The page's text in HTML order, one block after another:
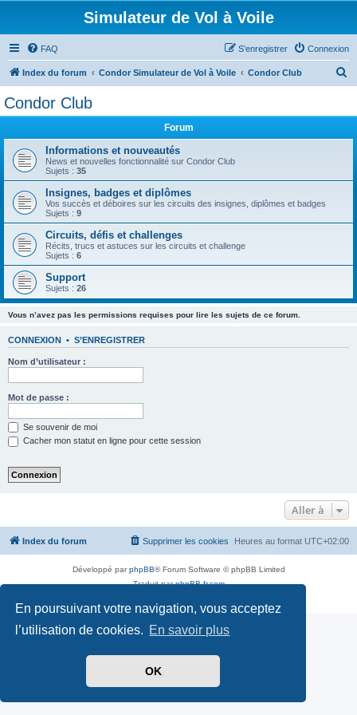
En poursuivant votre navigation, vous acceptez
l’utilisation de cookies. En savoir plus
OK
Simulateur de Vol à Voile
FAQ Connexion
S’enregistrer
Index du forum Condor Simulateur de Vol à Voile Condor Club
e
Condor Club
Forum
Informations et nouveautés
News et nouvelles fonctionnalité sur Condor Club
Sujets : 35
Insignes, badges et diplômes
Vos succès et déboires sur les circuits des insignes, diplômes et badges
Sujets : 9
Circuits, défis et challenges
Récits, trucs et astuces sur les circuits et challenge
Sujets : 6
Support
Sujets : 26
Vous n’avez pas les permissions requises pour lire les sujets de ce forum.
CONNEXION • S’ENREGISTRER
Nom d’utilisateur :
Mot de passe :
Se souvenir de moi
Cacher mon statut en ligne pour cette session
Aller à
Index du forum Heures au format UTC+02:00
Supprimer les cookies
Développé parphpBB® Forum Software © phpBB Limited
Traduit parphpBB-fr.com